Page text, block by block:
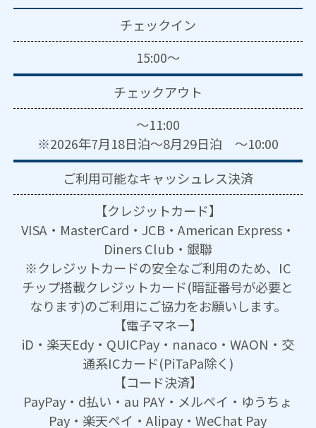
チェックイン
15:00～
チェックアウト
～11:00
※2026年7月18日泊～8月29日泊 ～10:00
ご利用可能なキャッシュレス決済
【クレジットカード】
VISA・MasterCard・JCB・American Express・
Diners Club・銀聯
※クレジットカードの安全なご利用のため、IC
チップ搭載クレジットカード(暗証番号が必要と
なります)のご利用にご協力をお願いします。
【電子マネー】
iD・楽天Edy・QUICPay・nanaco・WAON・交
通系ICカード(PiTaPa除く)
【コード決済】
PayPay・d払い・au PAY・メルペイ・ゆうちょ
Pay・楽天ペイ・Alipay・WeChat Pay